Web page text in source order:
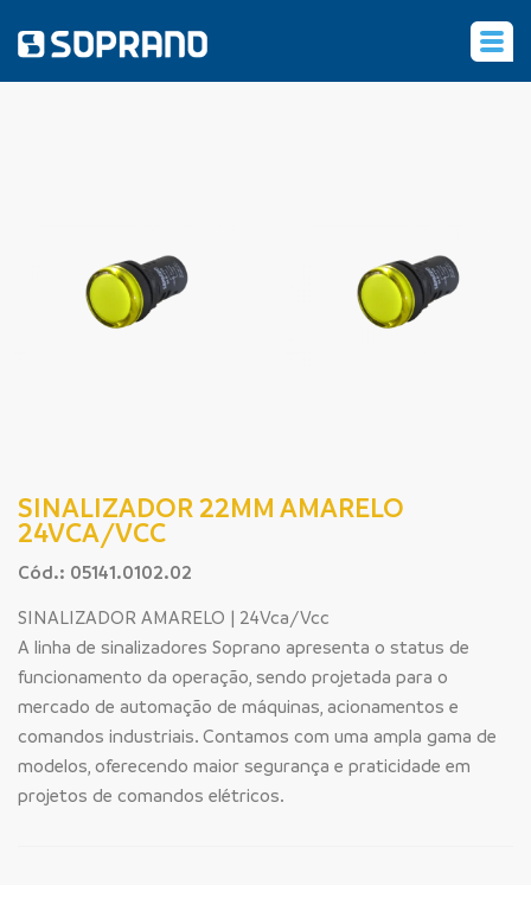
SINALIZADOR 22MM AMARELO
24VCA/VCC
Cód.: 05141.0102.02
SINALIZADOR AMARELO | 24Vca/Vcc
A linha de sinalizadores Soprano apresenta o status de
funcionamento da operação, sendo projetada para o
mercado de automação de máquinas, acionamentos e
comandos industriais. Contamos com uma ampla gama de
modelos, oferecendo maior segurança e praticidade em
projetos de comandos elétricos.